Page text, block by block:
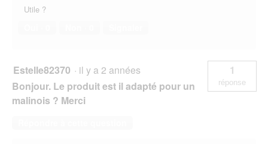
Utile ?
Estelle82370 · il y a 2 années
Bonjour. Le produit est il adapté pour un
malinois ? Merci
1
réponse